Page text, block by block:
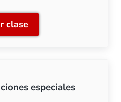
clase
Clase 9: Mapeo de
especiales